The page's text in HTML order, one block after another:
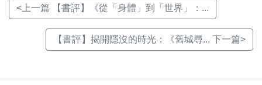
<上一篇 【書評】《從「身體」到「世界」：...
【書評】揭開隱沒的時光：《舊城尋... 下一篇>